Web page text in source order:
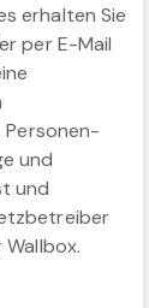
erhalten Sie
per E-Mail
Personen-
und
und